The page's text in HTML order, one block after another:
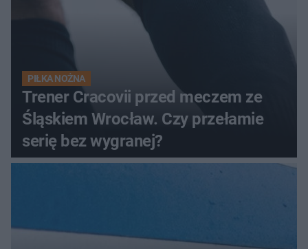
PIŁKA NOŻNA
Trener Cracovii przed meczem ze
Śląskiem Wrocław. Czy przełamie
serię bez wygranej?